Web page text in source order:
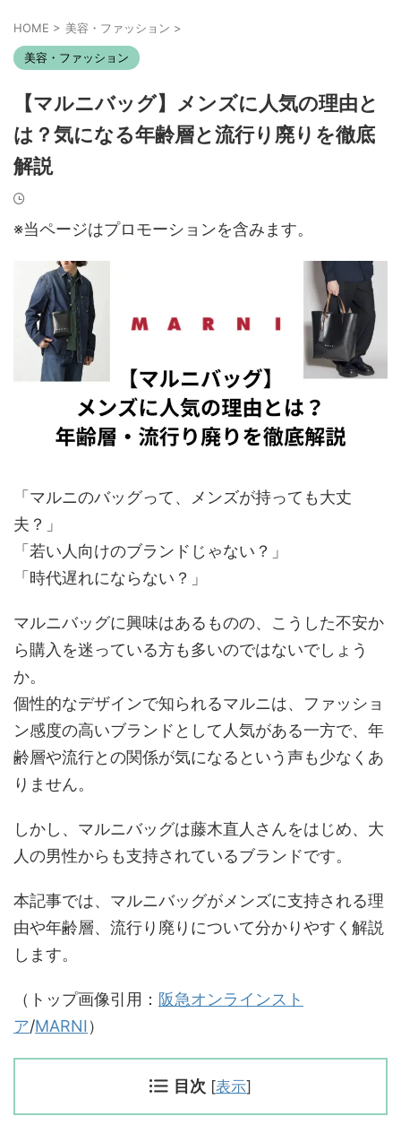
HOME > 美容・ファッション >
美容・ファッション
【マルニバッグ】メンズに人気の理由と
は？気になる年齢層と流行り廃りを徹底
解説
※当ページはプロモーションを含みます。
「マルニのバッグって、メンズが持っても大丈
夫？」
「若い人向けのブランドじゃない？」
「時代遅れにならない？」
マルニバッグに興味はあるものの、こうした不安か
ら購入を迷っている方も多いのではないでしょう
か。
個性的なデザインで知られるマルニは、ファッショ
ン感度の高いブランドとして人気がある一方で、年
齢層や流行との関係が気になるという声も少なくあ
りません。
しかし、マルニバッグは藤木直人さんをはじめ、大
人の男性からも支持されているブランドです。
本記事では、マルニバッグがメンズに支持される理
由や年齢層、流行り廃りについて分かりやすく解説
します。
（トップ画像引用： 阪急オンラインスト
ア/MARNI）
目次 [表示]